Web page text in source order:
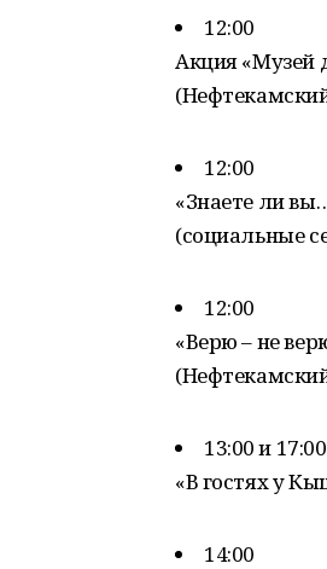
12:00
Акция «Музей
12:00
«Знаете ли
(социальные
12:00
«Верю – не
13:00 и 17:00
«В гостях у
14:00